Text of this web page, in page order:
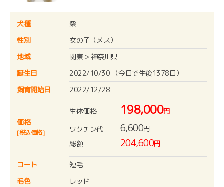
犬種
柴
性別
女の子（メス）
地域
関東> 神奈川県
誕生日
2022/10/30 （今日で生後1378日）
飼育開始日
2022/12/28
価格
[税込価格]
生体価格 198,000円
ワクチン代
6,600円
総額
204,600円
コート
短毛
毛色
レッド